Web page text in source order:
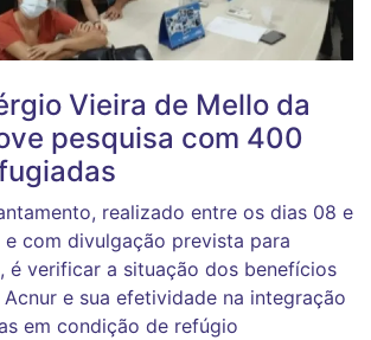
Vieira de Mello da
pesquisa com 400
realizado entre os dias 08 e
e com divulgação prevista para
é verificar a situação dos benefícios
e sua efetividade na integração
em condição de refúgio